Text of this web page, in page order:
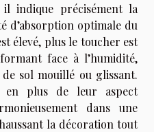
indique précisément la
d’absorption optimale du
élevé, plus le toucher est
face à l’humidité,
sol mouillé ou glissant.
en plus de leur aspect
dans une
la décoration tout